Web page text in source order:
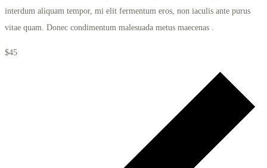
interdum aliquam tempor, mi elit fermentum eros, non iaculis ante purus
vitae quam. Donec condimentum malesuada metus maecenas .
$45